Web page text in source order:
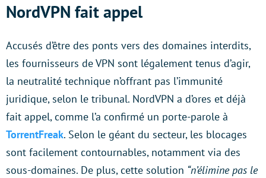
NordVPN fait appel
Accusés d’être des ponts vers des domaines interdits,
les fournisseurs de VPN sont légalement tenus d’agir,
la neutralité technique n’offrant pas l’immunité
juridique, selon le tribunal. NordVPN a d’ores et déjà
fait appel, comme l’a confirmé un porte-parole à
TorrentFreak. Selon le géant du secteur, les blocages
sont facilement contournables, notamment via des
sous-domaines. De plus, cette solution “n’élimine pas le